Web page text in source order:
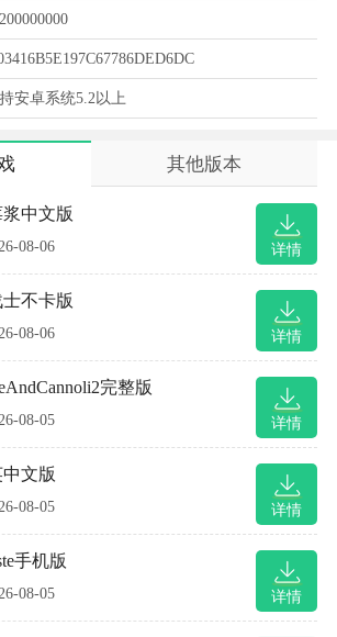
安卓系统5.2以上
其他版本
详情
中文版
08-06
详情
不卡版
08-06
详情
完整版
08-05
详情
文版
08-05
详情
手机版
08-05